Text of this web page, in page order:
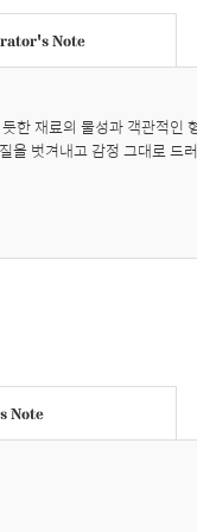
Note
한 재료의 물성과 객관적인
을 벗겨내고 감정 그대로 드
Note